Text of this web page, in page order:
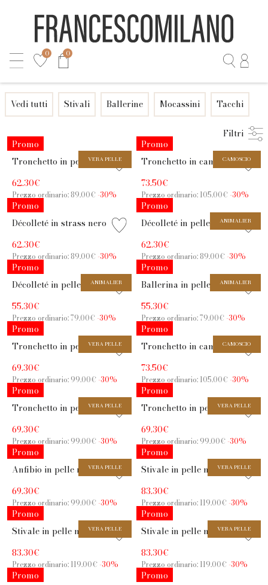
0 0
Vedi tutti Stivali Ballerine Mocassini Tacchi
Filtri
VERA PELLE
Promo
Tronchetto in pelle testa di
62.30€
Prezzo ordinario: 89.00€ -30%
CAMOSCIO
Promo
Tronchetto in camoscio
bordeaux con tacco 6,5 cm
73.50€
Prezzo ordinario: 105.00€ -30%
Promo
Décolleté in strass nero con
62.30€
Prezzo ordinario: 89.00€ -30%
ANIMALIER
Promo
Décolleté in pelle nero-
62.30€
Prezzo ordinario: 89.00€ -30%
ANIMALIER
Promo
Décolleté in pelle color
55.30€
Prezzo ordinario: 79.00€ -30%
ANIMALIER
Promo
Ballerina in pelle stampa
cinturino
55.30€
Prezzo ordinario: 79.00€ -30%
VERA PELLE
Promo
Tronchetto in pelle nera
69.30€
Prezzo ordinario: 99.00€ -30%
CAMOSCIO
Promo
Tronchetto in camoscio
nero con tacco basso 5,5 cm
73.50€
Prezzo ordinario: 105.00€ -30%
VERA PELLE
Promo
Tronchetto in pelle nera
69.30€
Prezzo ordinario: 99.00€ -30%
VERA PELLE
Promo
Tronchetto in pelle nera
con dettaglio leopardato e
tacco basso 3 cm
69.30€
Prezzo ordinario: 99.00€ -30%
VERA PELLE
Promo
Anfibio in pelle nera con
frontale
69.30€
Prezzo ordinario: 99.00€ -30%
VERA PELLE
Promo
Stivale in pelle nera con
cinturino dorato
83.30€
Prezzo ordinario: 119.00€ -30%
VERA PELLE
Promo
Stivale in pelle nera con
83.30€
Prezzo ordinario: 119.00€ -30%
VERA PELLE
Promo
Stivale in pelle nera con
fondo basso e zip posteriore
83.30€
Prezzo ordinario: 119.00€ -30%
Promo
Promo